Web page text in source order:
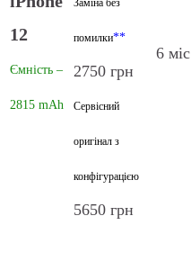
12
Ємність –
2815 mAh
помилки**
2750 грн
Сервісний
оригінал з
конфігурацією
5650 грн
6 міс